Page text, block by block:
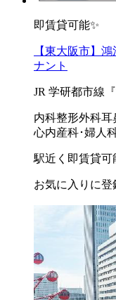
即賃貸可能✨
【東大阪市】
ナント
JR 学研都市線
内科整形外科耳
心内産科･婦人
駅近く 即賃貸可
お気に入りに登